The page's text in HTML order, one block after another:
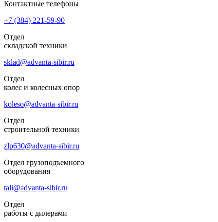
Контактные телефоны
+7 (384) 221-59-90
Отдел
складской техники
sklad@advanta-sibir.ru
Отдел
колес и колесных опор
koleso@advanta-sibir.ru
Отдел
строительной техники
zlp630@advanta-sibir.ru
Отдел грузоподъемного
оборудования
tali@advanta-sibir.ru
Отдел
работы с дилерами